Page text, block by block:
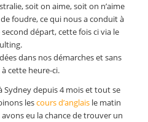
soit on aime, soit on n’aime
foudre, ce qui nous a conduit à
départ, cette fois ci via le
dans nos démarches et sans
cette heure-ci.
depuis 4 mois et tout se
lescours d’anglaisle matin
eu la chance de trouver un